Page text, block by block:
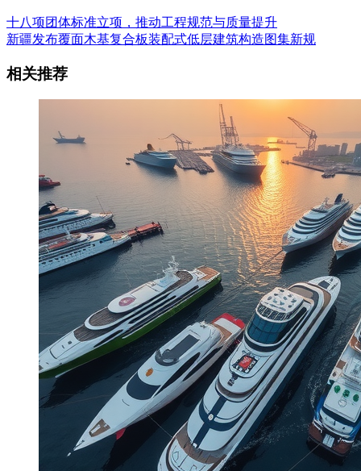
十八项团体标准立项，推动工程规范与质量提升
新疆发布覆面木基复合板装配式低层建筑构造图集新规
相关推荐